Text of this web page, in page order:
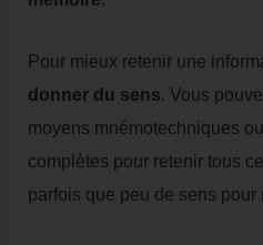
Pour mieux retenir une
donner du sens. Vous
moyens mnémotechniques
complètes pour retenir tous
parfois que peu de sens pour